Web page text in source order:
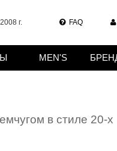
г. FAQ
в стиле 20-х
MEN'S